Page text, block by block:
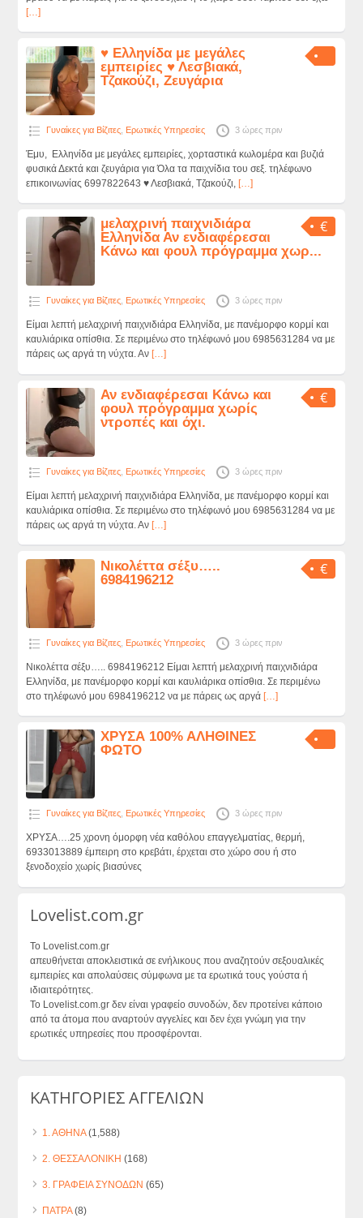
[…]
♥ Ελληνίδα με μεγάλες
εμπειρίες ♥ Λεσβιακά,
Τζακούζι, Ζευγάρια
Γυναίκες για Βίζιτες, Ερωτικές Υπηρεσίες 3 ώρες πριν
Έμυ, Ελληνίδα με μεγάλες εμπειρίες, χορταστικά κωλομέρα και βυζιά
φυσικά Δεκτά και ζευγάρια για Όλα τα παιχνίδια του σεξ. τηλέφωνο
επικοινωνίας 6997822643 ♥ Λεσβιακά, Τζακούζι, […]
€
μελαχρινή παιχνιδιάρα
Ελληνίδα Αν ενδιαφέρεσαι
Κάνω και φουλ πρόγραμμα χωρ...
Γυναίκες για Βίζιτες, Ερωτικές Υπηρεσίες 3 ώρες πριν
Είμαι λεπτή μελαχρινή παιχνιδιάρα Ελληνίδα, με πανέμορφο κορμί και
καυλιάρικα οπίσθια. Σε περιμένω στο τηλέφωνό μου 6985631284 να με
πάρεις ως αργά τη νύχτα. Αν […]
€
Αν ενδιαφέρεσαι Κάνω και
φουλ πρόγραμμα χωρίς
ντροπές και όχι.
Γυναίκες για Βίζιτες, Ερωτικές Υπηρεσίες 3 ώρες πριν
Είμαι λεπτή μελαχρινή παιχνιδιάρα Ελληνίδα, με πανέμορφο κορμί και
καυλιάρικα οπίσθια. Σε περιμένω στο τηλέφωνό μου 6985631284 να με
πάρεις ως αργά τη νύχτα. Αν […]
€
Nικολέττα σέξυ…..
6984196212
Γυναίκες για Βίζιτες, Ερωτικές Υπηρεσίες 3 ώρες πριν
Nικολέττα σέξυ….. 6984196212 Είμαι λεπτή μελαχρινή παιχνιδιάρα
Ελληνίδα, με πανέμορφο κορμί και καυλιάρικα οπίσθια. Σε περιμένω
στο τηλέφωνό μου 6984196212 να με πάρεις ως αργά […]
ΧΡΥΣΑ 100% ΑΛΗΘΙΝΕΣ
ΦΩΤΟ
Γυναίκες για Βίζιτες, Ερωτικές Υπηρεσίες 3 ώρες πριν
ΧΡΥΣΑ….25 χρονη όμορφη νέα καθόλου επαγγελματίας, θερμή,
6933013889 έμπειρη στο κρεβάτι, έρχεται στο χώρο σου ή στο
ξενοδοχείο χωρίς βιασύνες
Lovelist.com.gr
Το Lovelist.com.gr
απευθήνεται αποκλειστικά σε ενήλικους που αναζητούν σεξουαλικές
εμπειρίες και απολαύσεις σύμφωνα με τα ερωτικά τους γούστα ή
ιδιαιτερότητες.
Το Lovelist.com.gr δεν είναι γραφείο συνοδών, δεν προτείνει κάποιο
από τα άτομα που αναρτούν αγγελίες και δεν έχει γνώμη για την
ερωτικές υπηρεσίες που προσφέρονται.
ΚΑΤΗΓΟΡΙΕΣ ΑΓΓΕΛΙΩΝ
1. ΑΘΗΝΑ(1,588)
2. ΘΕΣΣΑΛΟΝΙΚΗ (168)
3. ΓΡΑΦΕΙΑ ΣΥΝΟΔΩΝ (65)
ΠΑΤΡΑ(8)